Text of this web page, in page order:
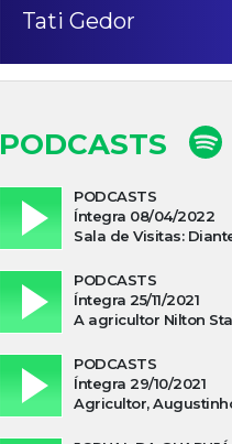
Tati Gedor
PODCASTS
PODCASTS
Íntegra 08/04/2022
PODCASTS
Íntegra 25/11/2021
PODCASTS
Íntegra 29/10/2021